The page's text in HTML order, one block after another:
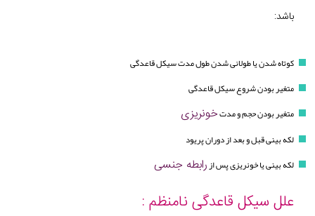
باشد:
کوتاه شدن یا طولانی شدن طول مدت سیکل قاعدگی
متغیر بودن شروع سیکل قاعدگی
متغیر بودن حجم و مدتخونریزی
لکه بینی قبل و بعد از دوران پریود
لکه بینی یا خونریزی پس ازرابطه جنسی
علل سیکل قاعدگی نامنظم :